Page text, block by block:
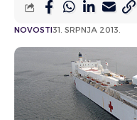
NOVOSTI31. SRPNJA 2013.